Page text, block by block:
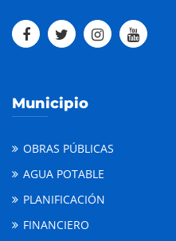
Municipio
OBRAS PÚBLICAS
AGUA POTABLE
PLANIFICACIÓN
FINANCIERO